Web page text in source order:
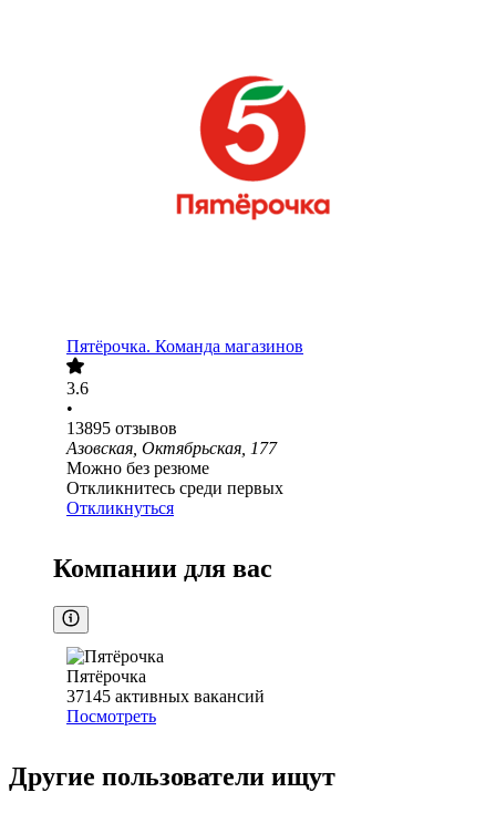
Пятёрочка. Команда магазинов
3.6
•
13895 отзывов
Азовская, Октябрьская, 177
Можно без резюме
Откликнитесь среди первых
Откликнуться
Компании для вас
Пятёрочка
37145 активных вакансий
Посмотреть
Другие пользователи ищут